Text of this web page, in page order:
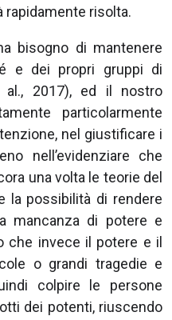
rapidamente risolta.
bisogno di mantenere
e dei propri gruppi di
al., 2017), ed il nostro
particolarmente
nel giustificare i
nell’evidenziare che
una volta le teorie del
la possibilità di rendere
mancanza di potere e
che invece il potere e il
o grandi tragedie e
colpire le persone
dei potenti, riuscendo